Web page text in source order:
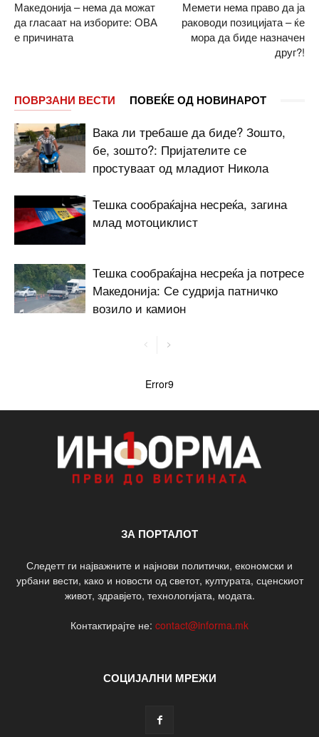
Македонија – нема да можат
да гласаат на изборите: ОВА
е причината
Мемети нема право да ја
раководи позицијата – ќе
мора да биде назначен
друг?!
ПОВРЗАНИ ВЕСТИ ПОВЕЌЕ ОД НОВИНАРОТ
Вака ли требаше да биде? Зошто,
бе, зошто?: Пријателите се
простуваат од младиот Никола
Тешка сообраќајна несреќа, загина
млад мотоциклист
Тешка сообраќајна несреќа ја потресе
Македонија: Се судрија патничко
возило и камион
Error9
ЗА ПОРТАЛОТ
Следетт ги најважните и најнови политички, економски и
урбани вести, како и новости од светот, културата, сценскиот
живот, здравјето, технологијата, модата.
Контактирајте не: contact@informa.mk
СОЦИЈАЛНИ МРЕЖИ